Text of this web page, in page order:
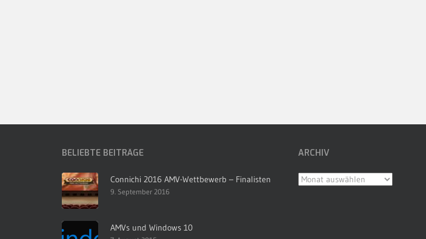
BELIEBTE BEITRÄGE
Connichi 2016 AMV-Wettbewerb – Finalisten
9. September 2016
AMVs und Windows 10
ARCHIV
Archiv